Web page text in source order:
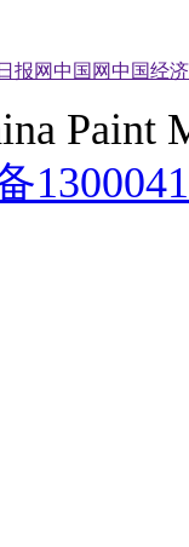
报网中国网中国经
Paint